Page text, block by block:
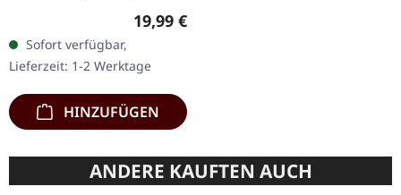
Transparentes Vinyl mit
Insert. Limitiert auf 200
handnummerierte…
Regulärer Preis:
19,99 €
Sofort verfügbar,
Lieferzeit: 1-2 Werktage
HINZUFÜGEN
ANDERE KAUFTEN AUCH